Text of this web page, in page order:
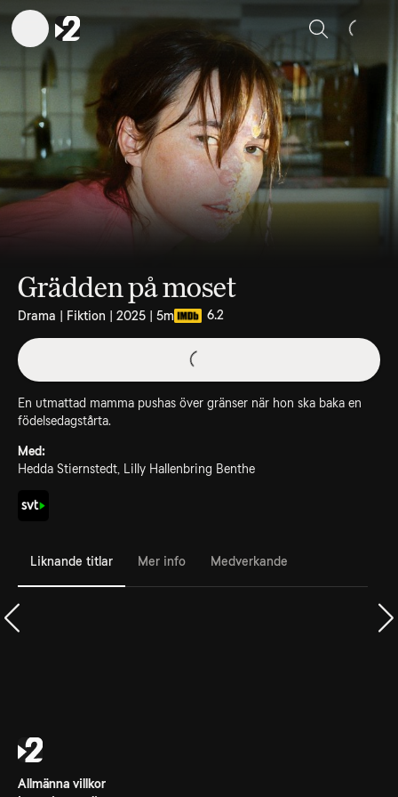
Sök
Grädden på moset
Drama | Fiktion | 2025 | 5m 6.2
En utmattad mamma pushas över gränser när hon ska baka en
födelsedagstårta.
Med:
Hedda Stiernstedt, Lilly Hallenbring Benthe
Liknande titlar Mer info Medverkande
Allmänna villkor